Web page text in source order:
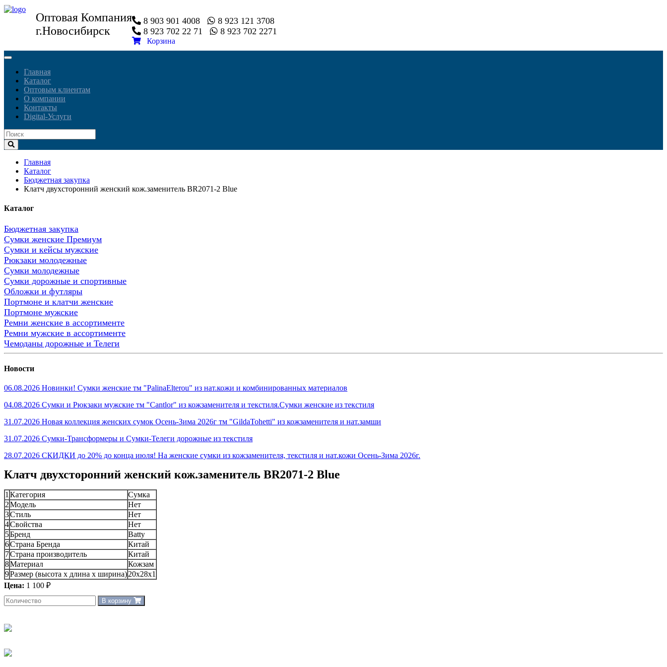
Оптовая Компания
г.Новосибирск
8 903 901 4008
8 923 121 3708
8 923 702 22 71
8 923 702 2271
Корзина
Toggle
navigationГлавная
Каталог
Оптовым клиентам
О компании
Контакты
Digital-Услуги
Главная
Каталог
Бюджетная закупка
Клатч двухсторонний женский кож.заменитель BR2071-2 Blue
Каталог
Бюджетная закупка
Сумки женские Премиум
Сумки и кейсы мужские
Рюкзаки молодежные
Сумки молодежные
Сумки дорожные и спортивные
Обложки и футляры
Портмоне и клатчи женские
Портмоне мужские
Ремни женские в ассортименте
Ремни мужские в ассортименте
Чемоданы дорожные и Телеги
Новости
06.08.2026 Новинки! Сумки женские тм "PalinaElterou" из нат.кожи и комбинированных материалов
04.08.2026 Сумки и Рюкзаки мужские тм "Cantlor" из кожзаменителя и текстиля.Сумки женские из текстиля
31.07.2026 Новая коллекция женских сумок Осень-Зима 2026г тм "GildaTohetti" из кожзаменителя и нат.замши
31.07.2026 Сумки-Трансформеры и Сумки-Телеги дорожные из текстиля
28.07.2026 СКИДКИ до 20% до конца июля! На женские сумки из кожзаменителя, текстиля и нат.кожи Осень-Зима 2026г.
Клатч двухсторонний женский кож.заменитель BR2071-2 Blue
1 Категория
Сумка
2Модель
Нет
3Стиль
Нет
4Свойства
Нет
5Бренд
Batty
6Страна Бренда
Китай
7Страна производитель
Китай
8Материал
Кожзам
9Размер (высота х длина х ширина)20x28x1
Цена: 1 100 ₽
В корзину